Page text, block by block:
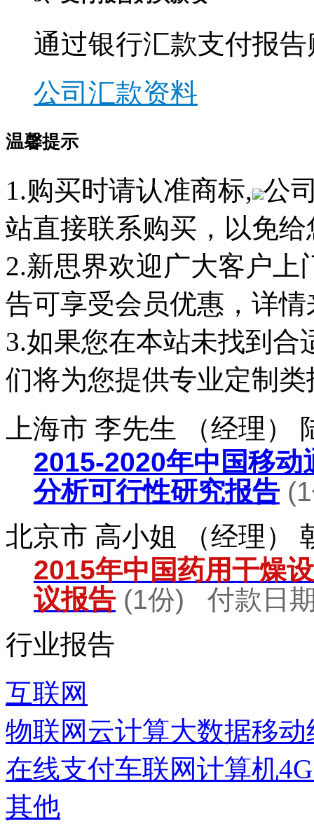
通过银行汇款支付报
公司汇款资料
温馨提示
1.购买时请认准商标, 公
站直接联系购买，以免
2.新思界欢迎广大客户
告可享受会员优惠，详
3.如果您在本站未找到
们将为您提供专业定制类
上海市 李先生 （经理）
2015-2020年中国移
分析可行性研究报告(1
北京市 高小姐 （经理）
2015年中国药用干燥
议报告 (1份) 付款日
行业报告
互联网
物联网 云计算大数据移动
在线支付车联网计算机
其他